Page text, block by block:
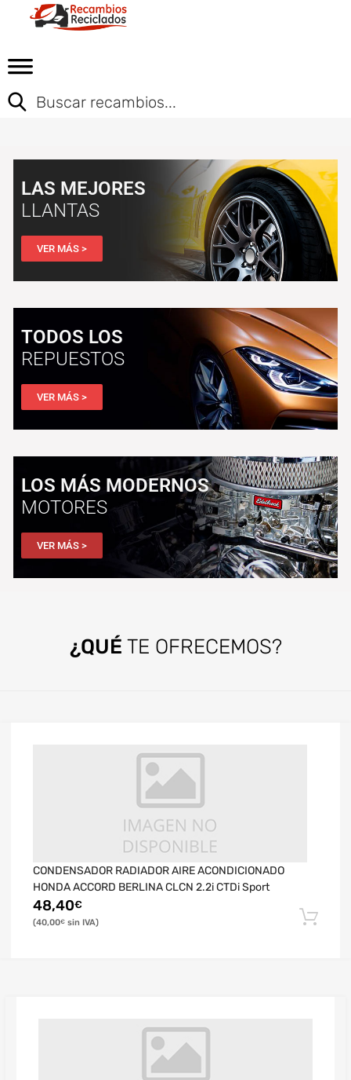
LAS MEJORES
LLANTAS
VER MÁS >
TODOS LOS
REPUESTOS
VER MÁS >
LOS MÁS MODERNOS
MOTORES
VER MÁS >
¿QUÉ TE OFRECEMOS?
CONDENSADOR RADIADOR AIRE ACONDICIONADO
HONDA ACCORD BERLINA CLCN 2.2i CTDi Sport
48,40€
40,00€